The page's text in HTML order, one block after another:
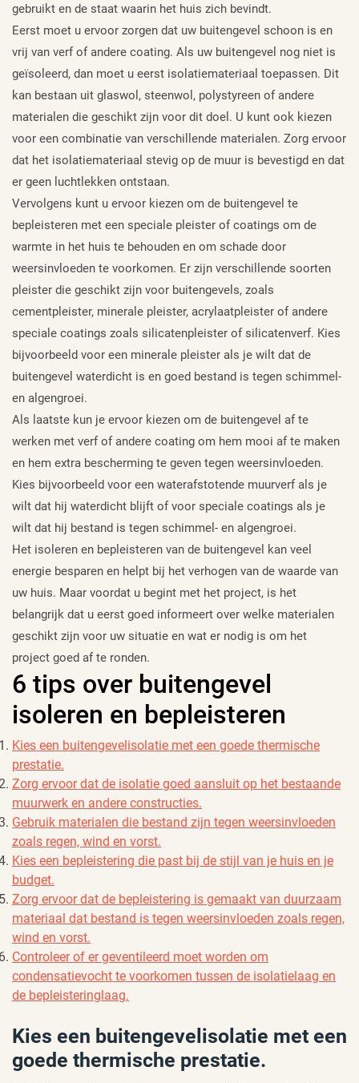
gebruikt en de staat waarin het huis zich bevindt.
Eerst moet u ervoor zorgen dat uw buitengevel schoon is en
vrij van verf of andere coating. Als uw buitengevel nog niet is
geïsoleerd, dan moet u eerst isolatiemateriaal toepassen. Dit
kan bestaan uit glaswol, steenwol, polystyreen of andere
materialen die geschikt zijn voor dit doel. U kunt ook kiezen
voor een combinatie van verschillende materialen. Zorg ervoor
dat het isolatiemateriaal stevig op de muur is bevestigd en dat
er geen luchtlekken ontstaan.
Vervolgens kunt u ervoor kiezen om de buitengevel te
bepleisteren met een speciale pleister of coatings om de
warmte in het huis te behouden en om schade door
weersinvloeden te voorkomen. Er zijn verschillende soorten
pleister die geschikt zijn voor buitengevels, zoals
cementpleister, minerale pleister, acrylaatpleister of andere
speciale coatings zoals silicatenpleister of silicatenverf. Kies
bijvoorbeeld voor een minerale pleister als je wilt dat de
buitengevel waterdicht is en goed bestand is tegen schimmel-
en algengroei.
Als laatste kun je ervoor kiezen om de buitengevel af te
werken met verf of andere coating om hem mooi af te maken
en hem extra bescherming te geven tegen weersinvloeden.
Kies bijvoorbeeld voor een waterafstotende muurverf als je
wilt dat hij waterdicht blijft of voor speciale coatings als je
wilt dat hij bestand is tegen schimmel- en algengroei.
Het isoleren en bepleisteren van de buitengevel kan veel
energie besparen en helpt bij het verhogen van de waarde van
uw huis. Maar voordat u begint met het project, is het
belangrijk dat u eerst goed informeert over welke materialen
geschikt zijn voor uw situatie en wat er nodig is om het
project goed af te ronden.
6 tips over buitengevel
isoleren en bepleisteren
Kies een buitengevelisolatie met een goede thermische
prestatie.
Zorg ervoor dat de isolatie goed aansluit op het bestaande
muurwerk en andere constructies.
Gebruik materialen die bestand zijn tegen weersinvloeden
zoals regen, wind en vorst.
Kies een bepleistering die past bij de stijl van je huis en je
budget.
Zorg ervoor dat de bepleistering is gemaakt van duurzaam
materiaal dat bestand is tegen weersinvloeden zoals regen,
wind en vorst.
Controleer of er geventileerd moet worden om
condensatievocht te voorkomen tussen de isolatielaag en
de bepleisteringlaag.
Kies een buitengevelisolatie met een
goede thermische prestatie.